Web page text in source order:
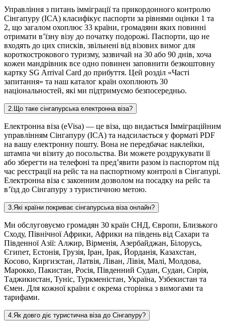
Управління з питань імміграції та прикордонного контролю
Сінгапуру (ICA) класифікує паспорти за рівнями оцінки 1 та
2, що загалом охоплює 33 країни, громадяни яких повинні
отримати в’їзну візу до початку подорожі. Паспорти, що не
входять до цих списків, звільнені від візових вимог для
короткострокового туризму, зазвичай на 30 або 90 днів, хоча
кожен мандрівник все одно повинен заповнити безкоштовну
картку SG Arrival Card до прибуття. Цей розділ «Часті
запитання» та наш каталог країн охоплюють 30
національностей, які ми підтримуємо безпосередньо.
2 Що таке сінгапурська електронна віза?
Електронна віза (eVisa) — це віза, що видається Імміграційним
управлінням Сінгапуру (ICA) та надсилається у форматі PDF
на вашу електронну пошту. Вона не передбачає наклейки,
штампа чи візиту до посольства. Ви можете роздрукувати її
або зберегти на телефоні та пред’явити разом із паспортом під
час реєстрації на рейс та на паспортному контролі в Сінгапурі.
Електронна віза є законним дозволом на посадку на рейс та
в’їзд до Сінгапуру з туристичною метою.
3 Які країни покриває сінгапурська віза онлайн?
Ми обслуговуємо громадян 30 країн СНД, Європи, Близького
Сходу, Північної Африки, Африки на південь від Сахари та
Південної Азії: Алжир, Вірменія, Азербайджан, Білорусь,
Єгипет, Естонія, Грузія, Іран, Ірак, Йорданія, Казахстан,
Косово, Киргизстан, Латвія, Ліван, Лівія, Малі, Молдова,
Марокко, Пакистан, Росія, Південний Судан, Судан, Сирія,
Таджикистан, Туніс, Туркменістан, Україна, Узбекистан та
Ємен. Для кожної країни є окрема сторінка з вимогами та
тарифами.
4 Як довго діє туристична віза до Сінгапуру?